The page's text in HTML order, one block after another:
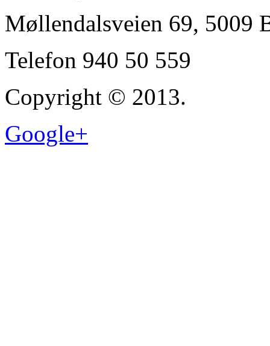
Møllendalsveien 69, 5009
Telefon 940 50 559
Copyright © 2013.
Google+